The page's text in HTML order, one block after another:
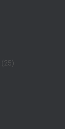
(25)